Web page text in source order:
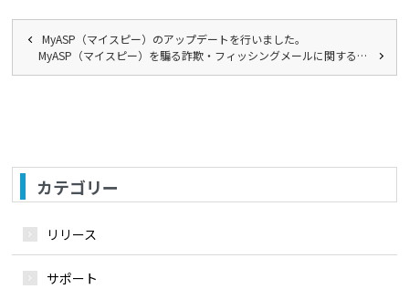
MyASP（マイスピー）のアップデートを行いました。
MyASP（マイスピー）を騙る詐欺・フィッシングメールに関する…
カテゴリー
リリース
サポート